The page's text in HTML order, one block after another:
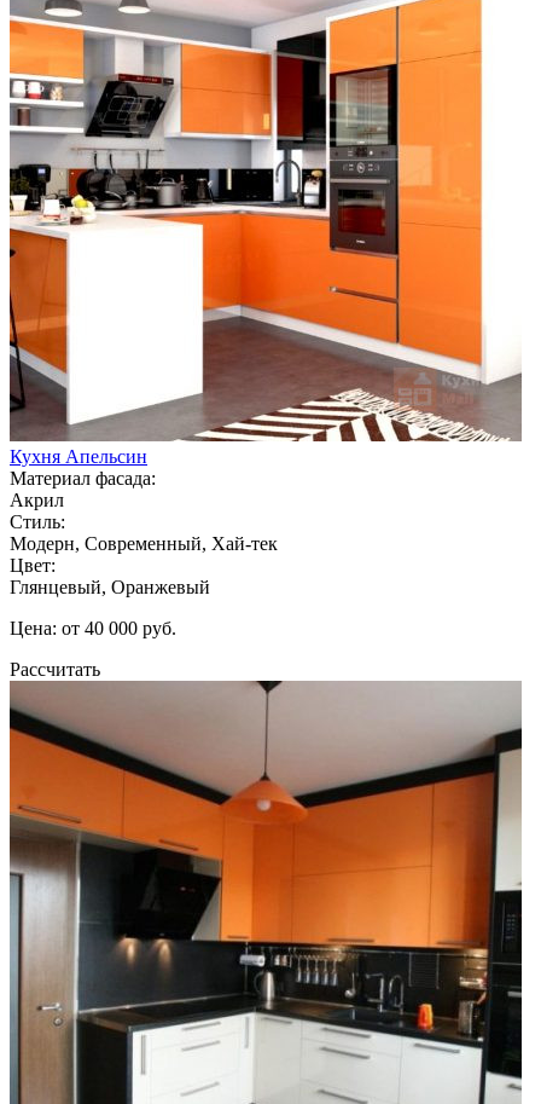
Кухня Апельсин
Материал фасада:
Акрил
Стиль:
Модерн, Современный, Хай-тек
Цвет:
Глянцевый, Оранжевый
Цена: от 40 000 руб.
Рассчитать